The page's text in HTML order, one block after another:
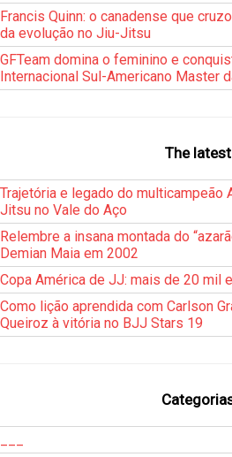
Francis Quinn: o canadense que
da evolução no Jiu-Jitsu
GFTeam domina o feminino e
Internacional Sul-Americano Master
The latest
Trajetória e legado do multicampeão
Jitsu no Vale do Aço
Relembre a insana montada do
Demian Maia em 2002
Copa América de JJ: mais de 20 mil
Como lição aprendida com Carlson
Queiroz à vitória no BJJ Stars 19